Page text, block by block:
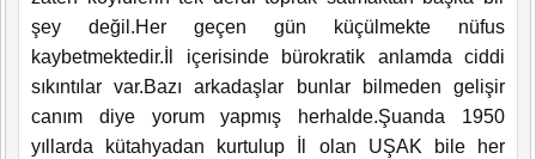
şey değil.Her geçen gün küçülmekte nüfus
kaybetmektedir.İl içerisinde bürokratik anlamda ciddi
sıkıntılar var.Bazı arkadaşlar bunlar bilmeden gelişir
canım diye yorum yapmış herhalde.Şuanda 1950
yıllarda kütahyadan kurtulup İl olan UŞAK bile her